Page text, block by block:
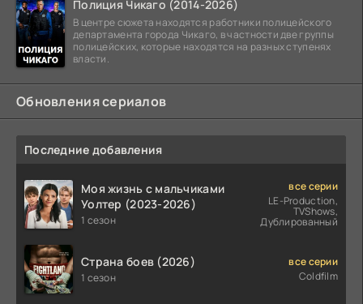
Полиция Чикаго (2014-2026)
В центре сюжета находятся работники полицейского
департамента города Чикаго, в частности две группы
полицейских, которые находятся на разных ступенях
власти.
Обновления сериалов
Последние добавления
Моя жизнь с мальчиками
Уолтер (2023-2026)
1 сезон
все серии
LE-Production,
TVShows,
Дублированный
Страна боев (2026)
1 сезон
все серии
Coldfilm